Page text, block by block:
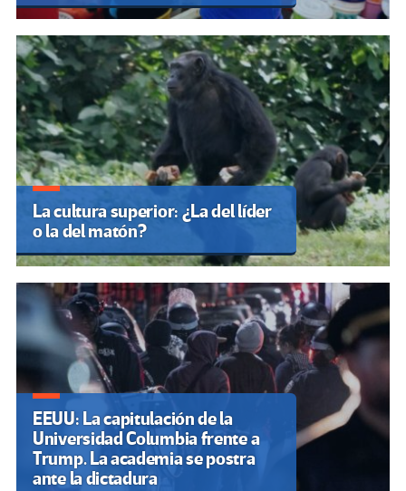
La cultura superior: ¿La del líder
o la del matón?
EEUU: La capitulación de la
Universidad Columbia frente a
Trump. La academia se postra
ante la dictadura